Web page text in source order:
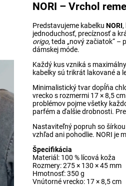
NORI – Vrchol
Predstavujeme kabelku NORI
jednoduchosť, precíznosť a
origo, teda „nový začiatok“ –
dámskej móde.
Každý kus vzniká s
kabelky sú trikrát lakované a
Minimalistický tvar dopĺňa
vrecko s rozmermi 17 × 8,5
problémov pojme všetky
parfém a ďalšie drobnosti.
Nastaviteľný popruh so
vzhľad ani pohodlie. NORI je
Špecifikácia
Materiál: 100 % lícová koža
Rozmery: 275 × 130 × 45 mm
Hmotnosť: 350 g
Vnútorné vrecko: 17 × 8,5 cm